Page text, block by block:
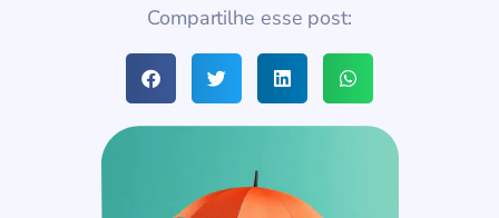
Compartilhe esse post: